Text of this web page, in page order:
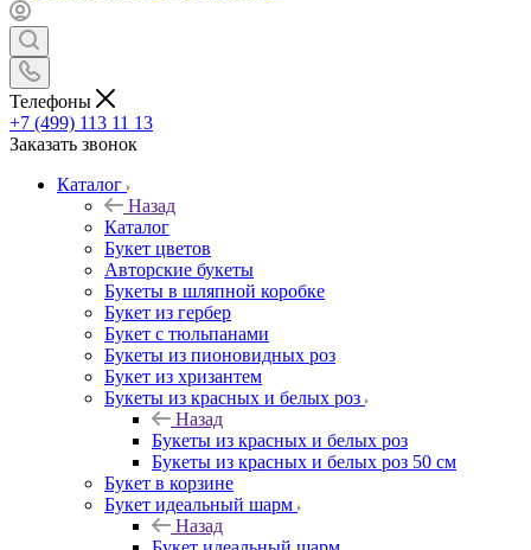
Телефоны
+7 (499) 113 11 13
Заказать звонок
Каталог
Назад
Каталог
Букет цветов
Авторские букеты
Букеты в шляпной коробке
Букет из гербер
Букет с тюльпанами
Букеты из пионовидных роз
Букет из хризантем
Букеты из красных и белых роз
Назад
Букеты из красных и белых роз
Букеты из красных и белых роз 50 см
Букет в корзине
Букет идеальный шарм
Назад